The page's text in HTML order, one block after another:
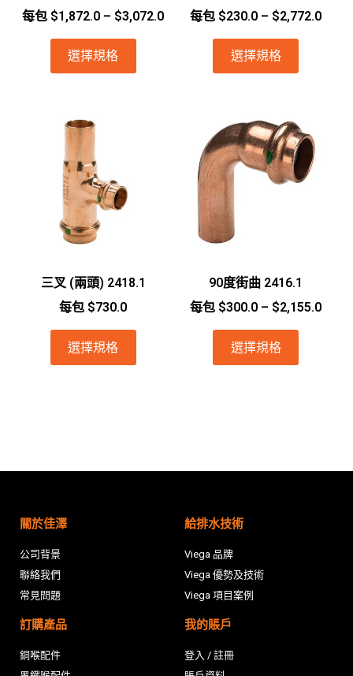
每包 $1,872.0 – $3,072.0
選擇規格
每包 $230.0 – $2,772.0
選擇規格
三叉 (兩頭) 2418.1
每包 $730.0
選擇規格
90度街曲 2416.1
每包 $300.0 – $2,155.0
選擇規格
關於佳澤
公司背景
聯絡我們
常見問題
給排水技術
Viega 品牌
Viega 優勢及技術
Viega 項目案例
訂購產品
銅喉配件
我的賬戶
登入 / 註冊